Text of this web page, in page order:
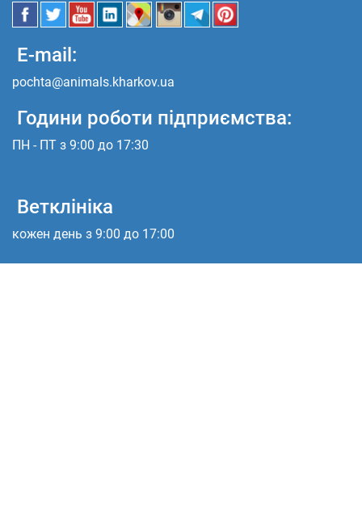
E-mail:
pochta@animals.kharkov.ua
Години роботи підприємства:
ПН - ПТ з 9:00 до 17:30
Ветклініка
кожен день з 9:00 до 17:00